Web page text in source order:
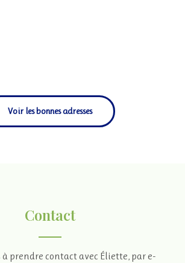
Voir les bonnes adresses
Contact
à prendre contact avec Éliette, par e-